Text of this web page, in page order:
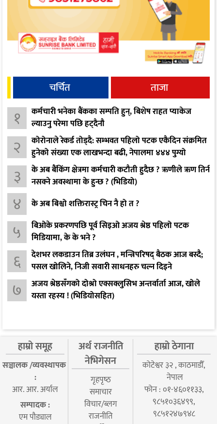
चर्चित ताजा
१
कर्मचारी भनेका बैंकका सम्पति हुन्, बिशेष राहत प्याकेज
ल्याउनु परेमा पछि हट्दैनौ
२
कोरोनाले रेकर्ड तोड्दै: सम्भवत पहिलो पटक एकैदिन संक्रमित
हुनेको संख्या एक लाखभन्दा बढी, नेपालमा ४४४ पुग्यो
३
के अब बैंकिंग क्षेत्रमा कर्मचारी कटौती हुदैछ ? ऋणीले ऋण तिर्न
नसक्ने अवस्थामा के हुन्छ ? (भिडियो)
४ के अब बिश्वो शक्तिरास्ट्र चिन नै हो त ?
५
बिओके प्रकरणपछि पूर्व सिइओ अजय श्रेष्ठ पहिलो पटक
मिडियामा, के के भने ?
६
देशभर लकडाउन तिब्र उलंघन , मन्त्रिपरिषद् बैठक आज बस्दै;
पसल खोलिने, निजी सवारी साधनहरु चल्न दिइने
७
अजय श्रेष्ठसँगको दोश्रो एक्सक्लुसिभ अन्तर्वार्ता आज, खोले
यस्ता रहस्य ! (भिडियोसहित)
हाम्रो समूह
सञ्चालक /व्यवस्थापक
:
आर. आर. अर्याल
सम्पादक :
एम पौड्याल
अर्थ राजनीति
नेभिगेसन
गृहपृष्‍ठ
समाचार
विचार/ब्लग
राजनीति
हाम्रो ठेगाना
कोटेश्वर ३२ , काठमाडौँ,
नेपाल
फोन : ०१-४६०११३३,
९८५१०३६४९९,
९८५१२४७९४८